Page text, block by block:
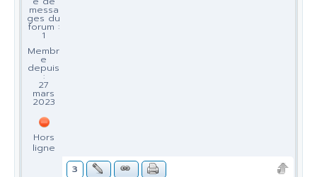
messa
ges du
forum :
1
Membr
e
depuis
:
27
mars
2023
Hors
ligne
3